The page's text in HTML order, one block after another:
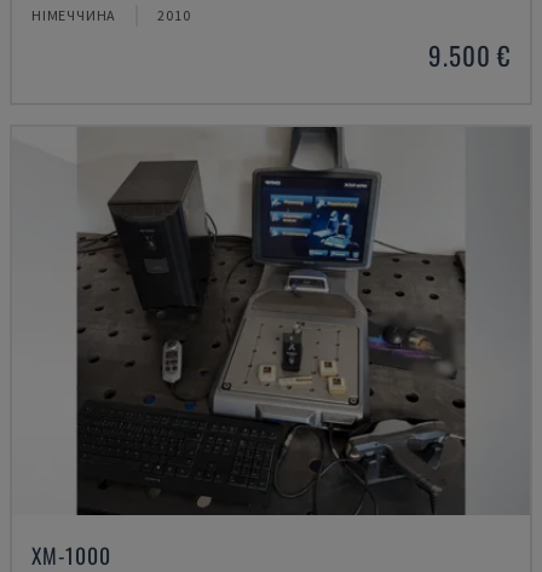
НІМЕЧЧИНА 2010
9.500 €
XM-1000